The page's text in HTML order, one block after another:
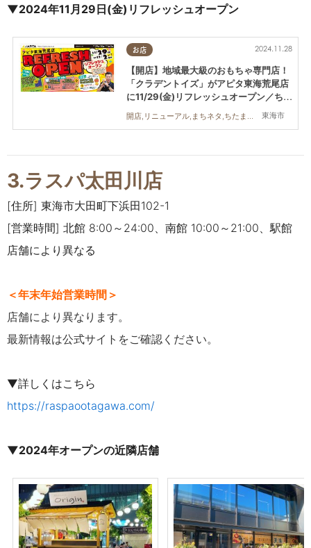
▼2024年11月29日(金)リフレッシュオープン
お店
東海市
2024.11.28
【開店】地域最大級のおもちゃ専門店！
「クラデントイズ」がアピタ東海荒尾店
に11/29(金)リフレッシュオープン／ちた
3.ラスパ太田川店
[住所] 東海市大田町下浜田102-1
[営業時間] 北館 8:00～24:00、南館 10:00～21:00、駅館
店舗により異なる
＜年末年始営業時間＞
店舗により異なります。
最新情報は公式サイトをご確認ください。
▼詳しくはこちら
https://raspaootagawa.com/
▼2024年オープンの近隣店舗